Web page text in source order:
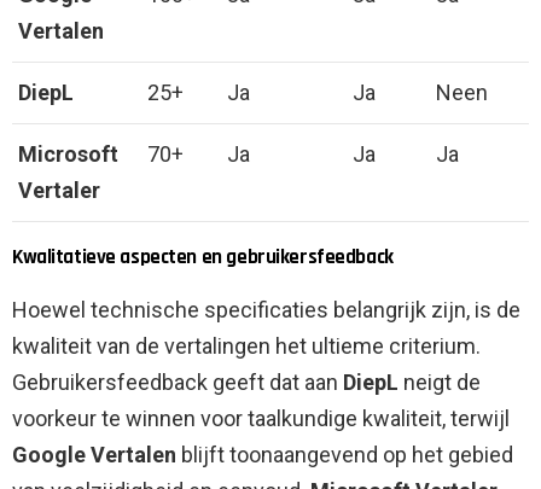
Vertalen
DiepL 25+ Ja Ja Neen
Microsoft
Vertaler
70+ Ja Ja Ja
Kwalitatieve aspecten en gebruikersfeedback
Hoewel technische specificaties belangrijk zijn, is de
kwaliteit van de vertalingen het ultieme criterium.
Gebruikersfeedback geeft dat aan DiepL neigt de
voorkeur te winnen voor taalkundige kwaliteit, terwijl
Google Vertalen blijft toonaangevend op het gebied